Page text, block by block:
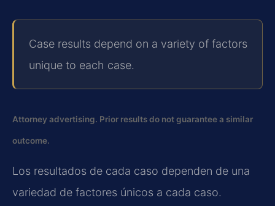
Case results depend on a variety of factors
unique to each case.
Attorney advertising. Prior results do not guarantee a similar
outcome.
Los resultados de cada caso dependen de una
variedad de factores únicos a cada caso.